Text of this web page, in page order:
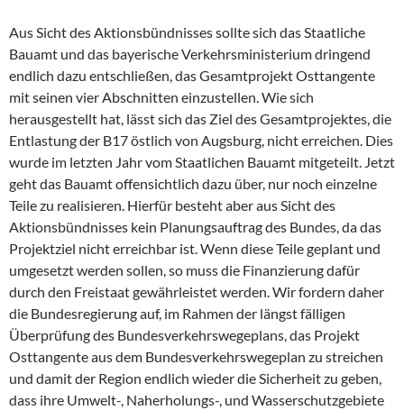
Aus Sicht des Aktionsbündnisses sollte sich das Staatliche
Bauamt und das bayerische Verkehrsministerium dringend
endlich dazu entschließen, das Gesamtprojekt Osttangente
mit seinen vier Abschnitten einzustellen. Wie sich
herausgestellt hat, lässt sich das Ziel des Gesamtprojektes, die
Entlastung der B17 östlich von Augsburg, nicht erreichen. Dies
wurde im letzten Jahr vom Staatlichen Bauamt mitgeteilt. Jetzt
geht das Bauamt offensichtlich dazu über, nur noch einzelne
Teile zu realisieren. Hierfür besteht aber aus Sicht des
Aktionsbündnisses kein Planungsauftrag des Bundes, da das
Projektziel nicht erreichbar ist. Wenn diese Teile geplant und
umgesetzt werden sollen, so muss die Finanzierung dafür
durch den Freistaat gewährleistet werden. Wir fordern daher
die Bundesregierung auf, im Rahmen der längst fälligen
Überprüfung des Bundesverkehrswegeplans, das Projekt
Osttangente aus dem Bundesverkehrswegeplan zu streichen
und damit der Region endlich wieder die Sicherheit zu geben,
dass ihre Umwelt-, Naherholungs-, und Wasserschutzgebiete